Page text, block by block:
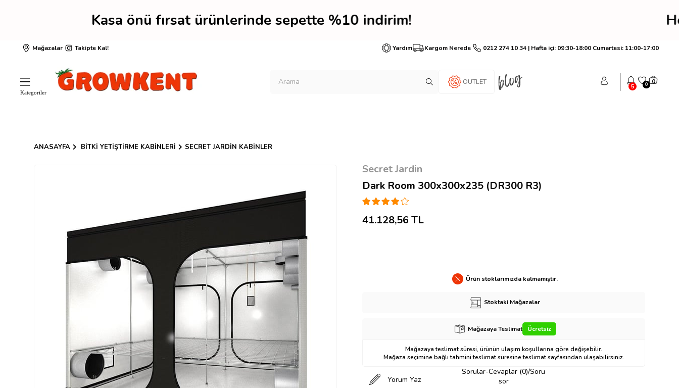
Kasa önü fırsat ürünlerinde sepette %10 indirim! Hemen üye ol
Mağazalar Takipte Kal! Yardım Kargom Nerede 0212 274 10 34 | Hafta içi: 09:30-18:00 Cumartesi: 11:00-17:00
OUTLET
5 0 0
ANASAYFA BITKI YETIŞTIRME KABINLERI SECRET JARDIN KABINLER
Secret Jardin
Dark Room 300x300x235 (DR300 R3)
41.128,56 TL
Ürün stoklarımızda kalmamıştır.
Stoktaki Mağazalar
Mağazaya Teslimat Ücretsiz
Mağazaya teslimat süresi, ürünün ulaşım koşullarına göre değişebilir.
Mağaza seçimine bağlı tahmini teslimat süresine teslimat sayfasından ulaşabilirsiniz.
Yorum Yaz
Sorular-Cevaplar (0)/Soru
sor